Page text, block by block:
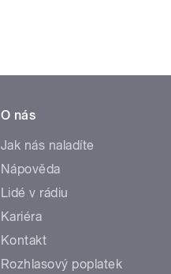
O nás
Jak nás naladíte
Nápověda
Lidé v rádiu
Kariéra
Kontakt
Rozhlasový poplatek